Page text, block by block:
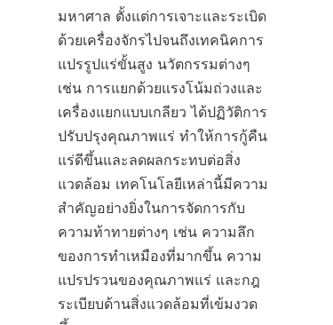
มหาศาล ตั้งแต่การเจาะและระเบิด
ด้วยเครื่องจักรไปจนถึงเทคนิคการ
แปรรูปแร่ขั้นสูง นวัตกรรมต่างๆ
เช่น การแยกด้วยแรงโน้มถ่วงและ
เครื่องแยกแบบเกลียว ได้ปฏิวัติการ
ปรับปรุงคุณภาพแร่ ทำให้การกู้คืน
แร่ดีขึ้นและลดผลกระทบต่อสิ่ง
แวดล้อม เทคโนโลยีเหล่านี้มีความ
สำคัญอย่างยิ่งในการจัดการกับ
ความท้าทายต่างๆ เช่น ความลึก
ของการทำเหมืองที่มากขึ้น ความ
แปรปรวนของคุณภาพแร่ และกฎ
ระเบียบด้านสิ่งแวดล้อมที่เข้มงวด